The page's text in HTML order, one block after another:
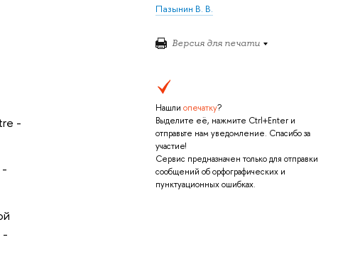
Пазынин В. В.
Версия для печати
Нашли опечатку?
Выделите её, нажмите Ctrl+Enter и
отправьте нам уведомление. Спасибо за
участие!
Сервис предназначен только для отправки
сообщений об орфографических и
пунктуационных ошибках.
-
-